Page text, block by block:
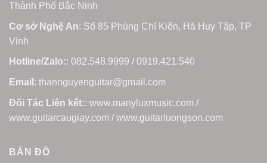
Thành Phố Bắc Ninh
Cơ sở Nghệ An: Số 85 Phùng Chí Kiên, Hà Huy Tập, TP
Vinh
Hotline/Zalo:: 082.548.9999 / 0919.421.540
Email : thannguyenguitar@gmail.com
Đối Tác Liên kết:: www.manyluxmusic.com /
www.guitarcaugiay.com / www.guitarluongson.com
BẢN ĐỒ